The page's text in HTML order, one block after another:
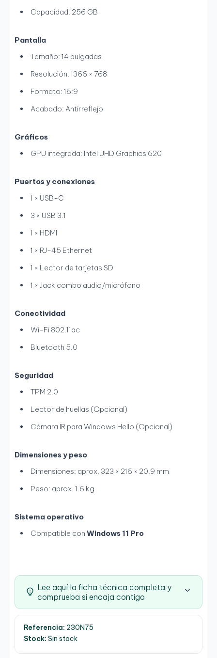
Capacidad: 256 GB
Pantalla
Tamaño: 14 pulgadas
Resolución: 1366 × 768
Formato: 16:9
Acabado: Antirreflejo
Gráficos
GPU integrada: Intel UHD Graphics 620
Puertos y conexiones
1 × USB-C
3 × USB 3.1
1 × HDMI
1 × RJ-45 Ethernet
1 × Lector de tarjetas SD
1 × Jack combo audio/micrófono
Conectividad
Wi-Fi 802.11ac
Bluetooth 5.0
Seguridad
TPM 2.0
Lector de huellas (Opcional)
Cámara IR para Windows Hello (Opcional)
Dimensiones y peso
Dimensiones: aprox. 323 × 216 × 20.9 mm
Peso: aprox. 1.6 kg
Sistema operativo
Compatible con Windows 11 Pro
Lee aquí la ficha técnica completa y
comprueba si encaja contigo
Referencia: 230N75
Stock: Sin stock